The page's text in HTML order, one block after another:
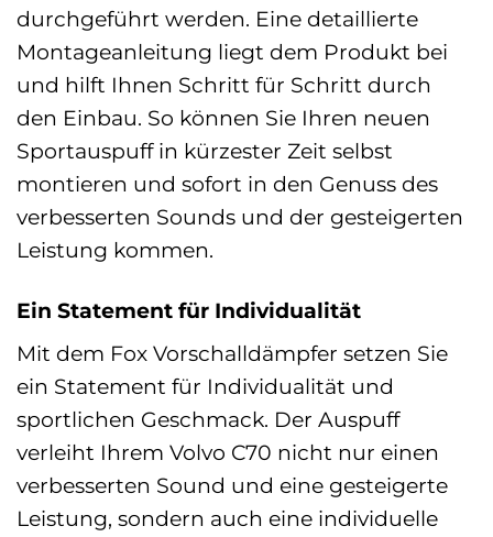
durchgeführt werden. Eine detaillierte
Montageanleitung liegt dem Produkt bei
und hilft Ihnen Schritt für Schritt durch
den Einbau. So können Sie Ihren neuen
Sportauspuff in kürzester Zeit selbst
montieren und sofort in den Genuss des
verbesserten Sounds und der gesteigerten
Leistung kommen.
Ein Statement für Individualität
Mit dem Fox Vorschalldämpfer setzen Sie
ein Statement für Individualität und
sportlichen Geschmack. Der Auspuff
verleiht Ihrem Volvo C70 nicht nur einen
verbesserten Sound und eine gesteigerte
Leistung, sondern auch eine individuelle